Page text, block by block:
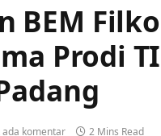
BEM
Prodi
ada komentar 2 Mins Read